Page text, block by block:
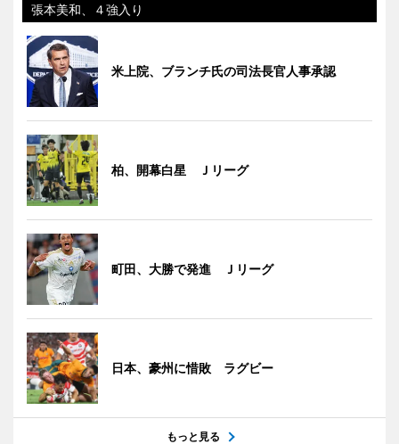
張本美和、４強入り
米上院、ブランチ氏の司法長官人事承認
柏、開幕白星 Ｊリーグ
町田、大勝で発進 Ｊリーグ
日本、豪州に惜敗 ラグビー
もっと見る